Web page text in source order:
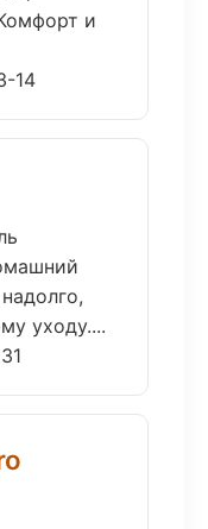
и
14
уходу....